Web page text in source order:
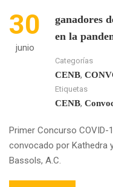
30
junio
ganadores
en la
Categorías
CENB,
Etiquetas
CENB,
Primer Concurso
convocado por Kathedra
Bassols, A.C.